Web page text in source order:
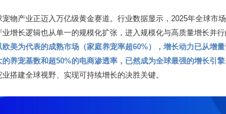
宠物产业正迈入万亿级黄金赛道。行业数据显示，2025年全球市
业增长逻辑也从单一的规模化扩张，进入规模化与高质量增长并
欧美为代表的成熟市场（家庭养宠率超60%），增长动力已从增
养宠基数和超50%的电商渗透率，已然成为全球最强的增长引擎
搭建全球视野、实现可持续增长的决胜关键。